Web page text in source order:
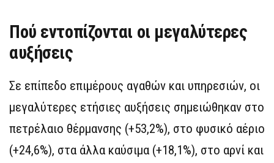
Πού εντοπίζονται οι μεγαλύτερες
αυξήσεις
Σε επίπεδο επιμέρους αγαθών και υπηρεσιών, οι
μεγαλύτερες ετήσιες αυξήσεις σημειώθηκαν στο
πετρέλαιο θέρμανσης (+53,2%), στο φυσικό αέριο
(+24,6%), στα άλλα καύσιμα (+18,1%), στο αρνί και